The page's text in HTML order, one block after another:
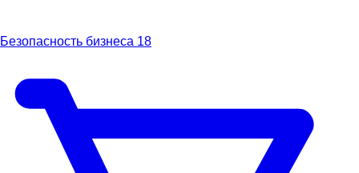
Безопасность бизнеса 18